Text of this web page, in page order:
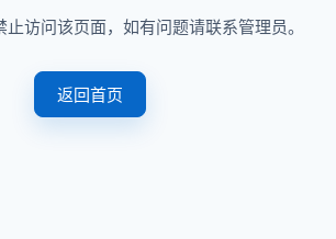
访问该页面，如有问题请联系管理员。
返回首页